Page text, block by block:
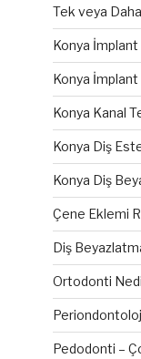
Tek veya
Konya İmplant
Konya İmplant
Konya Kanal
Konya Diş
Konya Diş
Çene Eklemi
Diş
Ortodonti
Pedodonti –